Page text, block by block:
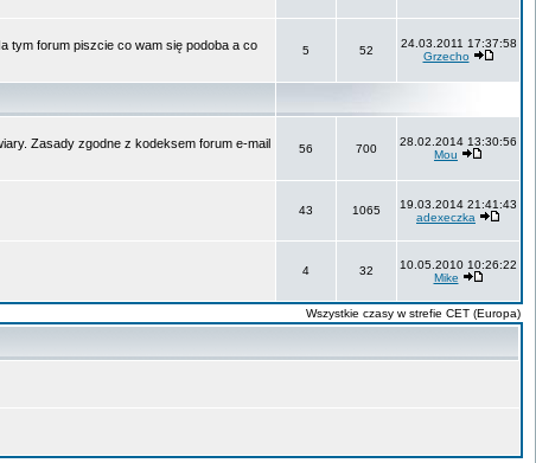
tym forum piszcie co wam się podoba a co
5 52
24.03.2011 17:37:58
Grzecho
Zasady zgodne z kodeksem forum e-mail
56 700
28.02.2014 13:30:56
Mou
43 1065
19.03.2014 21:41:43
adexeczka
4 32
10.05.2010 10:26:22
Mike
Wszystkie czasy w strefie CET (Europa)